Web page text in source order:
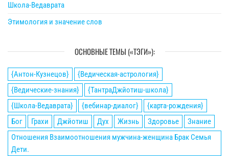
Школа-Ведаврата
Этимология и значение слов
ОСНОВНЫЕ ТЕМЫ («ТЭГИ»):
{Антон-Кузнецов}
{Ведическая-астрология}
{Ведические-знания}
{ТантраДжйотиш-школа}
{Школа-Ведаврата}
{вебинар-диалог}
{карта-рождения}
Бог
Грахи Джйотиш Дух Жизнь Здоровье
Знание
Отношения Взаимоотношения мужчина-женщина Брак Семья
Дети.